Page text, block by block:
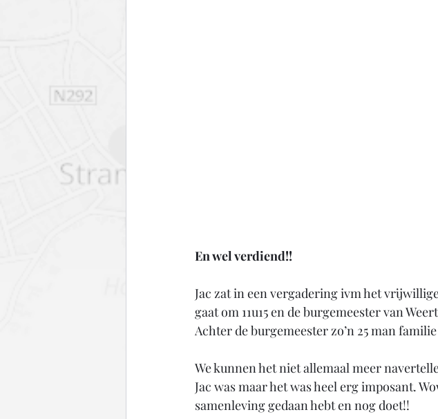
En wel verdiend!!
Jac zat in een vergadering ivm het
gaat om 11u15 en de burgemeester van
Achter de burgemeester zo’n 25 man
We kunnen het niet allemaal meer
Jac was maar het was heel erg imposant.
samenleving gedaan hebt en nog doet!!